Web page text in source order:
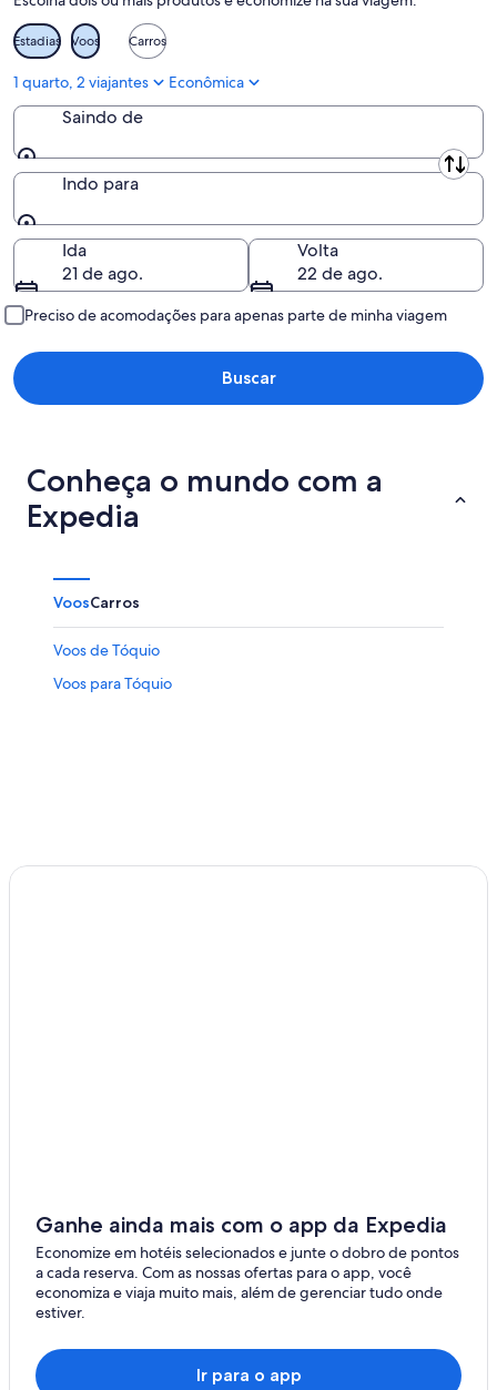
ago.
-
9
ago.
Estadias Voos Carros
1 quarto, 2 viajantes Econômica
Saindo de
Saindo de
Indo para
Indo para
Ida
21 de ago.
Volta
22 de ago.
Preciso de acomodações para apenas parte de minha viagem
Buscar
Conheça o mundo com a
Expedia
VoosCarros
Voos de Tóquio
Voos para Tóquio
Ganhe ainda mais com o app da Expedia
Economize em hotéis selecionados e junte o dobro de pontos
a cada reserva. Com as nossas ofertas para o app, você
economiza e viaja muito mais, além de gerenciar tudo onde
estiver.
Ir para o app